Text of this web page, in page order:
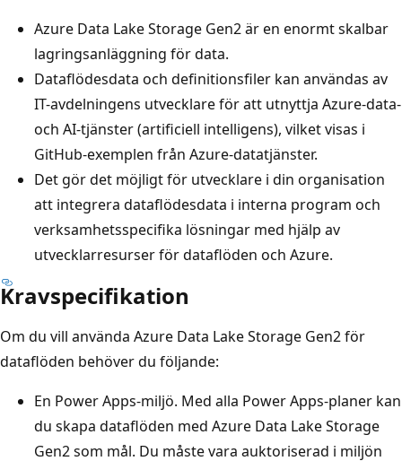
Azure Data Lake Storage Gen2 är en enormt skalbar
lagringsanläggning för data.
Dataflödesdata och definitionsfiler kan användas av
IT-avdelningens utvecklare för att utnyttja Azure-data-
och AI-tjänster (artificiell intelligens), vilket visas i
GitHub-exemplen från Azure-datatjänster.
Det gör det möjligt för utvecklare i din organisation
att integrera dataflödesdata i interna program och
verksamhetsspecifika lösningar med hjälp av
utvecklarresurser för dataflöden och Azure.
Kravspecifikation
Om du vill använda Azure Data Lake Storage Gen2 för
dataflöden behöver du följande:
En Power Apps-miljö. Med alla Power Apps-planer kan
du skapa dataflöden med Azure Data Lake Storage
Gen2 som mål. Du måste vara auktoriserad i miljön